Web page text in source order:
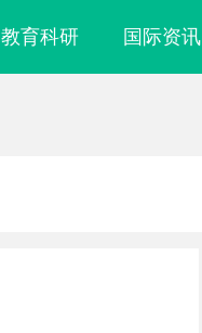
教育科研 国际资讯